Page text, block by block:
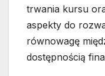
trwania kursu
aspekty do
równowagę
dostępnością